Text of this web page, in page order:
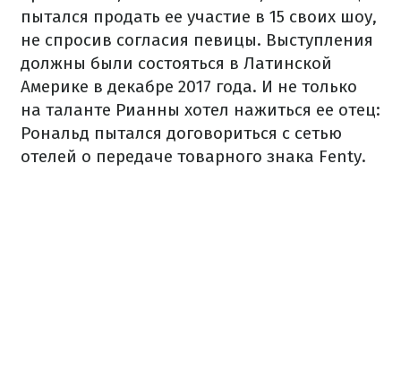
пытался продать ее участие в 15 своих шоу,
не спросив согласия певицы. Выступления
должны были состояться в Латинской
Америке в декабре 2017 года. И не только
на таланте Рианны хотел нажиться ее отец:
Рональд пытался договориться с сетью
отелей о передаче товарного знака Fenty.